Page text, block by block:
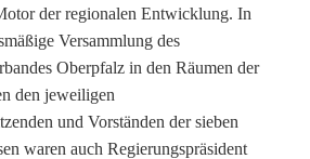
der regionalen Entwicklung. In
Versammlung des
Oberpfalz in den Räumen der
den jeweiligen
und Vorständen der sieben
waren auch Regierungspräsident